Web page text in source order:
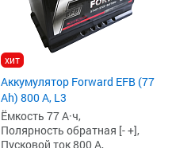
хит
Аккумулятор Forward EFB (77
Ah) 800 А, L3
Ёмкость 77 А·ч,
Полярность обратная [- +],
Пусковой ток 800 А,